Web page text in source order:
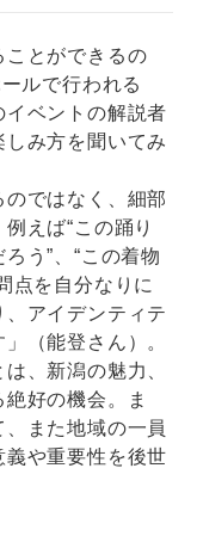
とができるの
ルで行われる
イベントの解説者
み方を聞いてみ
ではなく、細部
えば“この踊り
う”、“この着物
点を自分なりに
アイデンティテ
（能登さん）。
、新潟の魅力、
好の機会。ま
また地域の一員
や重要性を後世